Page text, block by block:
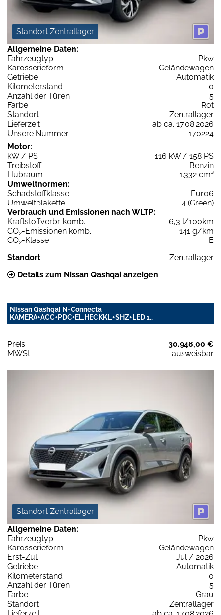
Standort Zentrallager
Allgemeine Daten:
Fahrzeugtyp
Pkw
Karosserieform
Geländewagen
Getriebe
Automatik
Kilometerstand
0
Anzahl der Türen
5
Farbe
Rot
Standort
Zentrallager
Lieferzeit
ab ca. 17.08.2026
Unsere Nummer
170224
Motor:
kW / PS
116 kW / 158 PS
Treibstoff
Benzin
Hubraum
1.332 cm³
Umweltnormen:
Schadstoffklasse
Euro6
Umweltplakette
4 (Green)
Verbrauch und Emissionen nach WLTP:
Kraftstoffverbr. komb.
6,3 l/100km
CO2-Emissionen komb.
141 g/km
CO2-Klasse
E
Standort
Zentrallager
Details zum Nissan Qashqai anzeigen
Nissan Qashqai N-Connecta
KAMERA+ACC+PDC+EL.HECKKL.+SHZ+LED 1..
Preis:
30.948,00 €
MWSt:
ausweisbar
Standort Zentrallager
Allgemeine Daten:
Fahrzeugtyp
Pkw
Karosserieform
Geländewagen
Erst-Zul.
Jul / 2026
Getriebe
Automatik
Kilometerstand
0
Anzahl der Türen
5
Farbe
Grau
Standort
Zentrallager